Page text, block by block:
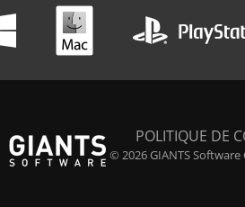
POLITIQUE DE
© 2026 GIANTS